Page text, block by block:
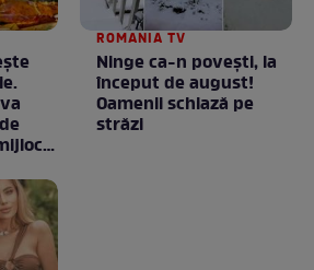
ROMANIA TV
Ninge ca-n povești, la
început de august!
Oamenii schiază pe
străzi